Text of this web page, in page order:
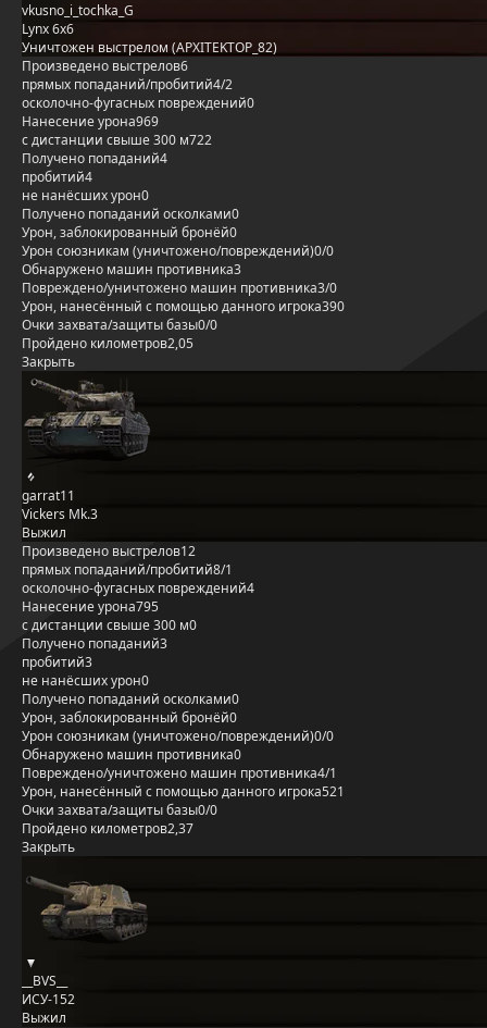
vkusno_i_tochka_G
Lynx 6x6
Уничтожен выстрелом (APXITEKTOP_82)
Произведено выстрелов6
прямых попаданий/пробитий4/2
осколочно-фугасных повреждений0
Нанесение урона969
с дистанции свыше 300 м722
Получено попаданий4
пробитий4
не нанёсших урон0
Получено попаданий осколками0
Урон, заблокированный бронёй0
Урон союзникам (уничтожено/повреждений)0/0
Обнаружено машин противника3
Повреждено/уничтожено машин противника3/0
Урон, нанесённый с помощью данного игрока390
Очки захвата/защиты базы0/0
Пройдено километров2,05
Закрыть
garrat11
Vickers Mk.3
Выжил
Произведено выстрелов12
прямых попаданий/пробитий8/1
осколочно-фугасных повреждений4
Нанесение урона795
с дистанции свыше 300 м0
Получено попаданий3
пробитий3
не нанёсших урон0
Получено попаданий осколками0
Урон, заблокированный бронёй0
Урон союзникам (уничтожено/повреждений)0/0
Обнаружено машин противника0
Повреждено/уничтожено машин противника4/1
Урон, нанесённый с помощью данного игрока521
Очки захвата/защиты базы0/0
Пройдено километров2,37
Закрыть
__BVS__
ИСУ-152
Выжил